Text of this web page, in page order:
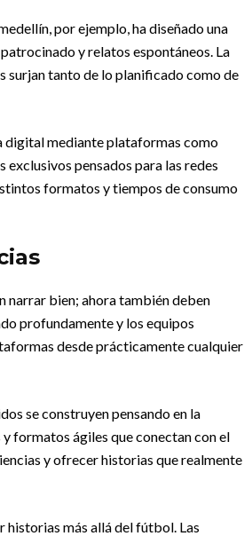
por ejemplo, ha diseñado una
y relatos espontáneos. La
surjan tanto de lo planificado como de
digital mediante plataformas como
pensados para las redes
formatos y tiempos de consumo
narrar bien; ahora también deben
profundamente y los equipos
desde prácticamente cualquier
se construyen pensando en la
formatos ágiles que conectan con el
y ofrecer historias que realmente
historias más allá del fútbol. Las